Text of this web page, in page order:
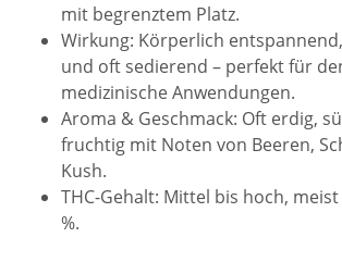
mit begrenztem Platz.
Wirkung: Körperlich
und oft sedierend – perfekt für
medizinische Anwendungen.
Aroma & Geschmack: Oft erdig,
fruchtig mit Noten von Beeren,
Kush.
THC-Gehalt: Mittel bis hoch,
%.